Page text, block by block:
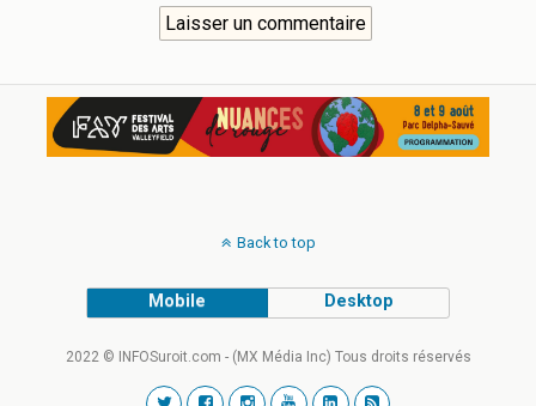
Back to top
Mobile Desktop
2022 © INFOSuroit.com - (MX Média Inc) Tous droits réservés